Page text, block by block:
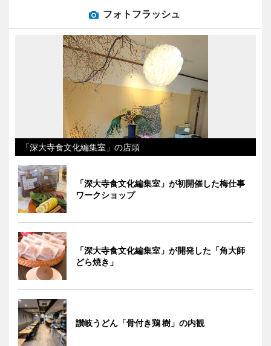
フォトフラッシュ
「深大寺食文化編集室」の店頭
「深大寺食文化編集室」が初開催した梅仕事
ワークショップ
「深大寺食文化編集室」が開発した「角大師
どら焼き」
讃岐うどん「骨付き鶏 樹」の内観